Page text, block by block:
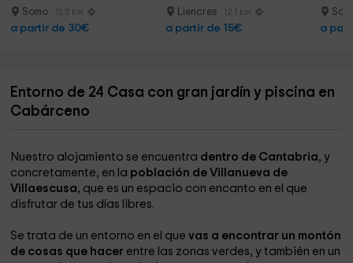
Somo 13.5 km
a partir de 30€
Liencres 12.1 km
a partir de 15€ a
Entorno de 24 Casa con gran jardín y piscina en
Cabárceno
Nuestro alojamiento se encuentra dentro de Cantabria, y
concretamente, en la población de Villanueva de
Villaescusa, que es un espacio con encanto en el que
disfrutar de tus días libres.
Se trata de un entorno en el que vas a encontrar un montón
de cosas que hacer entre las zonas verdes, y también en un